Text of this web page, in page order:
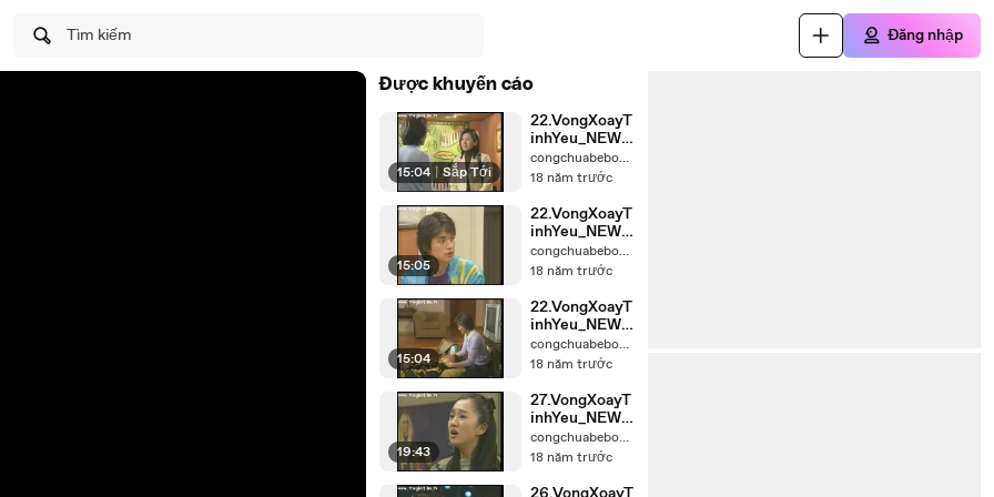
Tìm kiếm Đăng nhập
Được khuyến cáo
15:04 | Sắp Tới
22.VongXoayT
inhYeu_NEW_
chunk_4
congchuabebong
18 năm trước
15:05
22.VongXoayT
inhYeu_NEW_
chunk_3
congchuabebong
18 năm trước
15:04
22.VongXoayT
inhYeu_NEW_
chunk_2
congchuabebong
18 năm trước
19:43
27.VongXoayT
inhYeu_NEW_
chunk_3
congchuabebong
18 năm trước